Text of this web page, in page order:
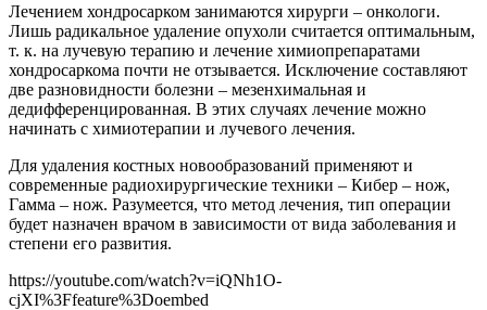
Лечением хондросарком занимаются хирурги – онкологи.
Лишь радикальное удаление опухоли считается оптимальным,
т. к. на лучевую терапию и лечение химиопрепаратами
хондросаркома почти не отзывается. Исключение составляют
две разновидности болезни – мезенхимальная и
дедифференцированная. В этих случаях лечение можно
начинать с химиотерапии и лучевого лечения.
Для удаления костных новообразований применяют и
современные радиохирургические техники – Кибер – нож,
Гамма – нож. Разумеется, что метод лечения, тип операции
будет назначен врачом в зависимости от вида заболевания и
степени его развития.
https://youtube.com/watch?v=iQNh1O-
cjXI%3Ffeature%3Doembed